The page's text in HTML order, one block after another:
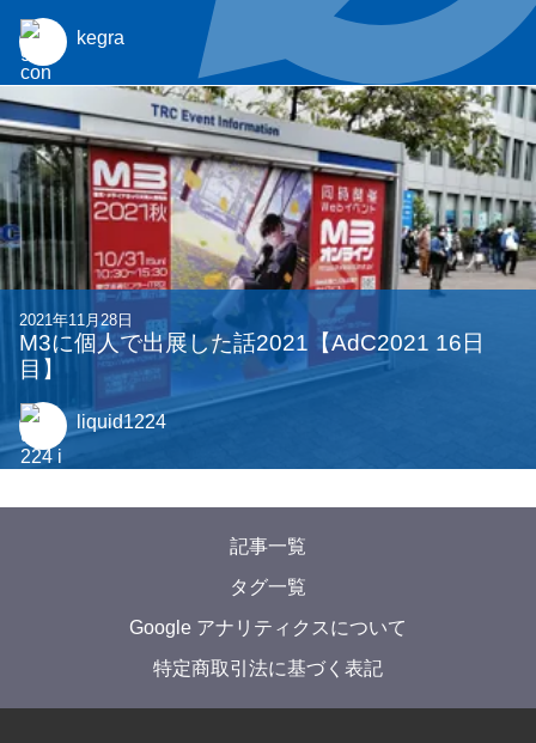
kegra
2021年11月28日
M3に個人で出展した話2021【AdC2021 16日
目】
liquid1224
記事一覧
タグ一覧
Google アナリティクスについて
特定商取引法に基づく表記